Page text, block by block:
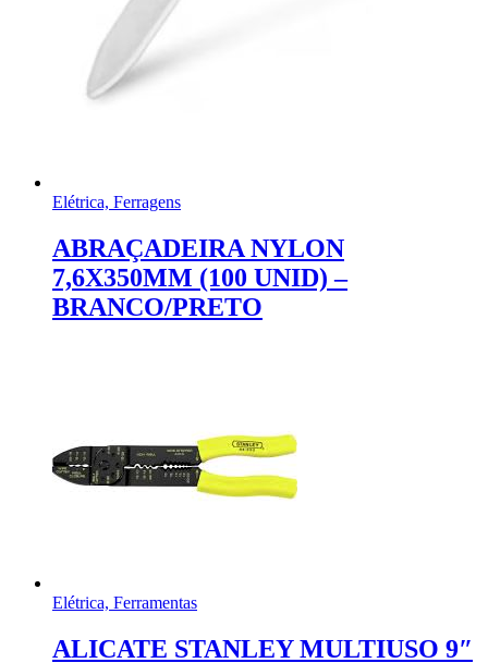
Elétrica, Ferragens
ABRAÇADEIRA NYLON
7,6X350MM (100 UNID) –
BRANCO/PRETO
Elétrica, Ferramentas
ALICATE STANLEY MULTIUSO 9″